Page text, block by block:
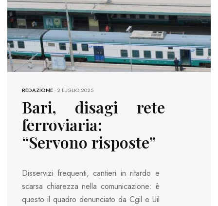
REDAZIONE-2 LUGLIO 2025
Bari, disagi rete
ferroviaria:
“Servono risposte”
Disservizi frequenti, cantieri in ritardo e
scarsa chiarezza nella comunicazione: è
questo il quadro denunciato da Cgil e Uil